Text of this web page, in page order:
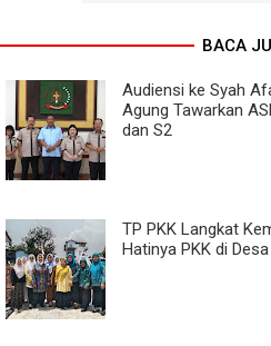
BACA
Audiensi ke Syah
Agung Tawarkan
dan S2
TP PKK Langkat
Hatinya PKK di